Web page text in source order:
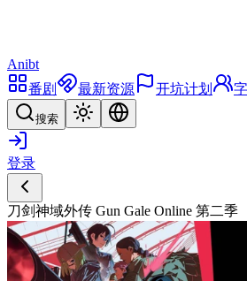
Anibt
番剧
最新资源 开坑计划
搜索
登录
刀剑神域外传 Gun Gale Online 第二季